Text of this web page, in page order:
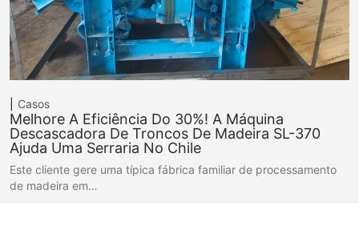
Casos
Melhore A Eficiência Do 30%! A Máquina
Descascadora De Troncos De Madeira SL-370
Ajuda Uma Serraria No Chile
Este cliente gere uma típica fábrica familiar de processamento
de madeira em…